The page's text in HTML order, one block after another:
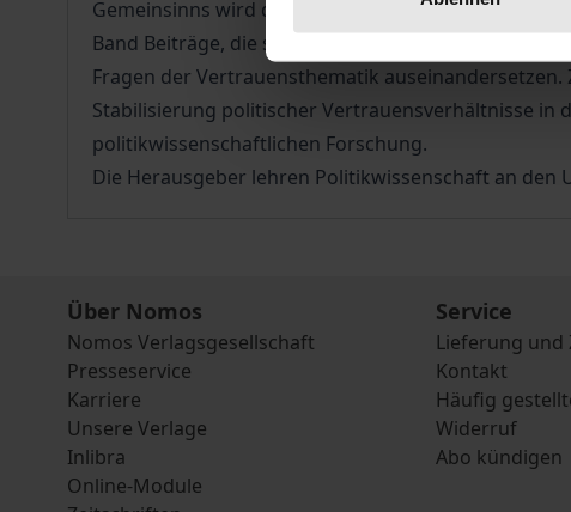
Gemeinsinns wird damit die grundlegende Frage
Band Beiträge, die sich zum einen in historischer,
Fragen der Vertrauensthematik
Stabilisierung politischer Vertrauensverhältnisse in
politikwissenschaftlichen Forschung.
Die Herausgeber lehren Politikwissenschaft an
Über Nomos
Nomos Verlagsgesellschaft
Presseservice
Karriere
Unsere Verlage
Inlibra
Online-Module
Service
Lieferung und
Kontakt
Häufig
Widerruf
Abo kündigen